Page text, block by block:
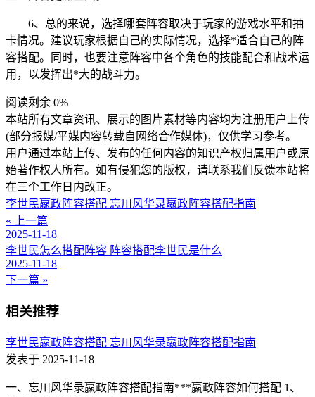
6、总的来说，选择哪套阵容取决于玩家的游戏水平和抽
卡情况。建议玩家根据自己的实际情况，选择*适合自己的阵
容搭配。同时，也要注意阵容中各个角色的技能配合和战术运
用，以发挥出*大的战斗力。
阅读剩余 0%
本站所有文章资讯、展示的图片素材等内容均为注册用户上传
(部分报媒/平媒内容转载自网络合作媒体)，仅供学习参考。
用户通过本站上传、发布的任何内容的知识产权归属用户或原
始著作权人所有。如有侵犯您的版权，请联系我们反馈本站将
在三个工作日内改正。
李世民嬴政阵容搭配 忘川风华录嬴政阵容搭配指南
« 上一篇
2025-11-18
李世民怎么搭配阵容 阵容搭配李世民是什么
2025-11-18
下一篇 »
相关推荐
李世民嬴政阵容搭配 忘川风华录嬴政阵容搭配指南
发表于 2025-11-18
一、忘川风华录嬴政阵容搭配指南***嬴政阵容如何搭配 1、